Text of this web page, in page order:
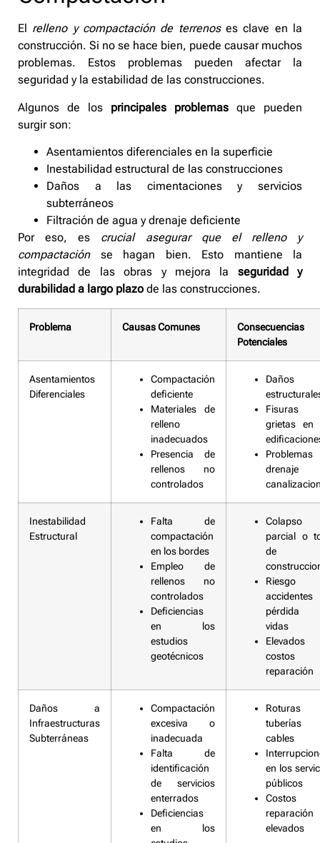
El relleno y compactación de terrenoses clave en la
construcción. Si no se hace bien, puede causar muchos
problemas. Estos problemas pueden afectar la
seguridad y la estabilidad de las construcciones.
Algunos de los principales problemas que pueden
surgir son:
Asentamientos diferenciales en la superficie
Inestabilidad estructural de las construcciones
Daños a las cimentaciones y servicios
subterráneos
Filtración de agua y drenaje deficiente
Por eso, es crucial asegurar que el relleno y
compactaciónse hagan bien. Esto mantiene la
integridad de las obras y mejora la seguridad y
durabilidad a largo plazo de las construcciones.
Problema Causas Comunes
Consecuencias
Potenciales
Asentamientos
Diferenciales
Compactación
deficiente
Materiales de
relleno
inadecuados
Presencia de
rellenos no
controlados
Daños
grietas en
Problemas
Inestabilidad
Estructural
Falta de
compactación
en los bordes
Empleo de
rellenos no
controlados
Deficiencias
en los
estudios
geotécnicos
Colapso
parcial o
de
Riesgo
pérdida
vidas
Elevados
costos
reparación
Daños a
Infraestructuras
Subterráneas
Compactación
excesiva o
inadecuada
Falta de
identificación
de servicios
enterrados
Deficiencias
en los
Roturas
cables
en los
públicos
Costos
reparación
elevados